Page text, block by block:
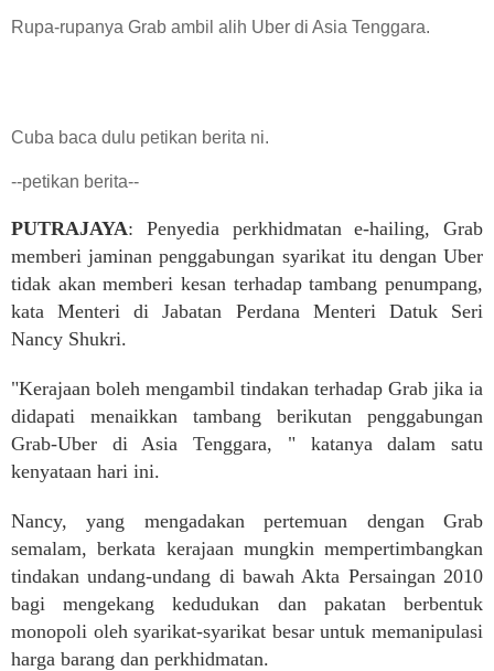
Rupa-rupanya Grab ambil alih Uber di Asia Tenggara.
Cuba baca dulu petikan berita ni.
--petikan berita--
PUTRAJAYA: Penyedia perkhidmatan e-hailing, Grab
memberi jaminan penggabungan syarikat itu dengan Uber
tidak akan memberi kesan terhadap tambang penumpang,
kata Menteri di Jabatan Perdana Menteri Datuk Seri
Nancy Shukri.
"Kerajaan boleh mengambil tindakan terhadap Grab jika ia
didapati menaikkan tambang berikutan penggabungan
Grab-Uber di Asia Tenggara, " katanya dalam satu
kenyataan hari ini.
Nancy, yang mengadakan pertemuan dengan Grab
semalam, berkata kerajaan mungkin mempertimbangkan
tindakan undang-undang di bawah Akta Persaingan 2010
bagi mengekang kedudukan dan pakatan berbentuk
monopoli oleh syarikat-syarikat besar untuk memanipulasi
harga barang dan perkhidmatan.